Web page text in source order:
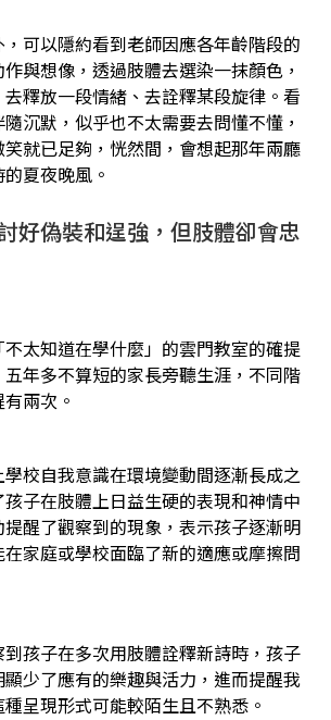
可以隱約看到老師因應各年齡階段的
與想像，透過肢體去選染一抹顏色，
釋放一段情緒、去詮釋某段旋律。看
沉默，似乎也不太需要去問懂不懂，
就已足夠，恍然間，會想起那年兩廳
夏夜晚風。
好偽裝和逞強，但肢體卻會忠
太知道在學什麼」的雲門教室的確提
年多不算短的家長旁聽生涯，不同階
兩次。
校自我意識在環境變動間逐漸長成之
子在肢體上日益生硬的表現和神情中
醒了觀察到的現象，表示孩子逐漸明
家庭或學校面臨了新的適應或摩擦問
孩子在多次用肢體詮釋新詩時，孩子
少了應有的樂趣與活力，進而提醒我
呈現形式可能較陌生且不熟悉。